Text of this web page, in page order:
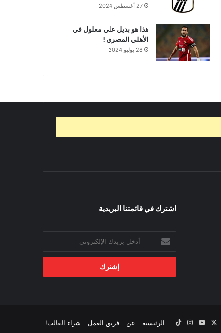
27 أغسطس 2024
هذا هو بديل علي معلول في
الأهلي المصري !
28 يوليو 2024
اشترك في قائمتنا البريدية
بريدك
الإلكتروني
الرئيسية عن فريق العمل شراء القالب! ‫YouTubeانستقرام‫TikTok